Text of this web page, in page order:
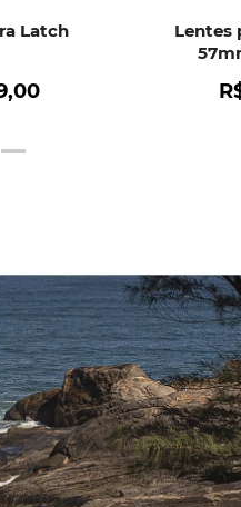
Latch
,00
Lentes